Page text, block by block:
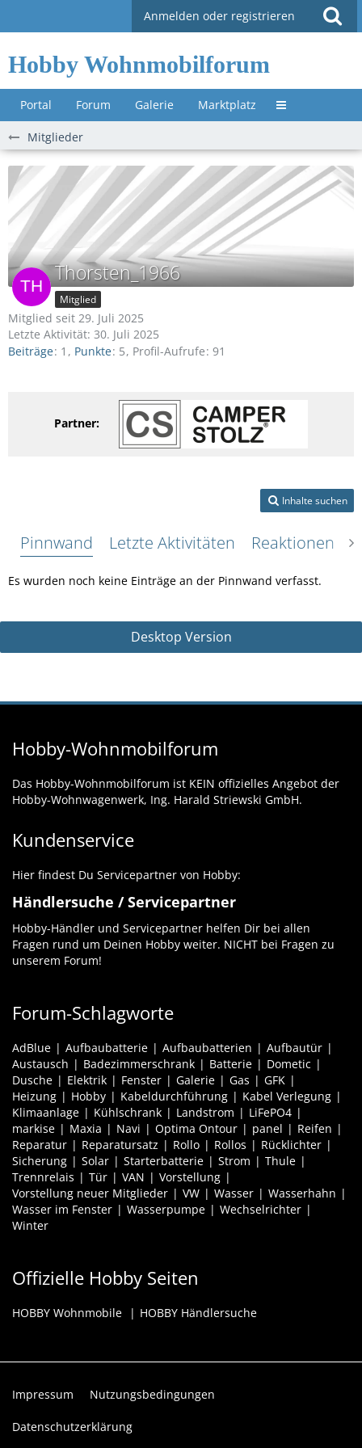
Anmelden oder registrieren
Hobby Wohnmobilforum
Portal Forum Galerie Marktplatz Untermenü »
Mitglieder
Thorsten_1966
Mitglied
Mitglied seit 29. Juli 2025
Letzte Aktivität: 30. Juli 2025
Beiträge 1 Punkte 5 Profil-Aufrufe 91
Partner:
Inhalte suchen
Pinnwand Letzte Aktivitäten Reaktionen
Es wurden noch keine Einträge an der Pinnwand verfasst.
Desktop Version
Hobby-Wohnmobilforum
Das Hobby-Wohnmobilforum ist KEIN offizielles Angebot der
Hobby-Wohnwagenwerk, Ing. Harald Striewski GmbH.
Kundenservice
Hier findest Du Servicepartner von Hobby:
Händlersuche / Servicepartner
Hobby-Händler und Servicepartner helfen Dir bei allen
Fragen rund um Deinen Hobby weiter. NICHT bei Fragen zu
unserem Forum!
Forum-Schlagworte
AdBlue Aufbaubatterie Aufbaubatterien
Aufbautür
Austausch
Badezimmerschrank Batterie
Dometic
Dusche
Elektrik Fenster Galerie Gas
GFK
Heizung
Hobby Kabeldurchführung
Kabel Verlegung
Klimaanlage
Kühlschrank Landstrom
LiFePO4
markise
Maxia Navi Optima Ontour panel
Reifen
Reparatur
Reparatursatz Rollo Rollos
Rücklichter
Sicherung
Solar Starterbatterie Strom
Thule
Trennrelais
Tür VAN
Vorstellung
Vorstellung neuer Mitglieder
VW Wasser
Wasserhahn
Wasser im Fenster
Wasserpumpe
Wechselrichter
Winter
Offizielle Hobby Seiten
HOBBY Wohnmobile HOBBY Händlersuche
Impressum Nutzungsbedingungen
Datenschutzerklärung